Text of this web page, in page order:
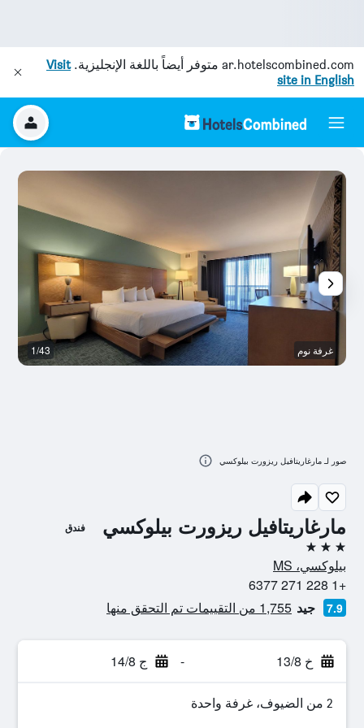
ar.hotelscombined.com متوفر أيضاً باللغة الإنجليزية.Visit
site in English
مارغاريتافيل ريزورت بيلوكسي فندق
3 نجوم
بيلوكسي، MS
+1 228 271 6377
7.9 جيد 1,755 من التقييمات تم التحقق منها
خ 13/8 - ج 14/8
2 من الضيوف، غرفة واحدة
غرفة نوم 1/43
صور لـ مارغاريتافيل ريزورت بيلوكسي